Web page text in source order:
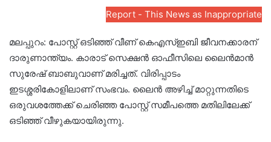
Report - This News as Inappropriate
മലപ്പുറം: പോസ്റ്റ് ഒടിഞ്ഞ് വീണ് കെഎസ്ഇബി ജീവനക്കാരന്
ദാരുണാന്ത്യം. കാരാട് സെക്ഷൻ ഓഫീസിലെ ലൈൻമാൻ
സുരേഷ് ബാബുവാണ് മരിച്ചത്. വിരിപ്പാടം
ഇടശ്ശരികോളിലാണ് സംഭവം. ലൈൻ അഴിച്ച് മാറ്റുന്നതിടെ
ഒരുവശത്തേക്ക് ചെരിഞ്ഞ പോസ്റ്റ് സമീപത്തെ മതിലിലേക്ക്
ഒടിഞ്ഞ് വീഴുകയായിരുന്നു.